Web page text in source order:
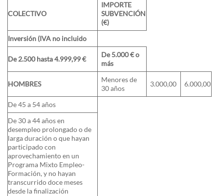
COLECTIVO
IMPORTE
SUBVENCIÓN
(€)
Inversión (IVA no incluido
De 2.500 hasta 4.999,99 €
De 5.000 € o
más
HOMBRES
Menores de
30 años
3.000,00 6.000,00
De 45 a 54 años
De 30 a 44 años en
desempleo prolongado o de
larga duración o que hayan
participado con
aprovechamiento en un
Programa Mixto Empleo-
Formación, y no hayan
transcurrido doce meses
desde la finalización